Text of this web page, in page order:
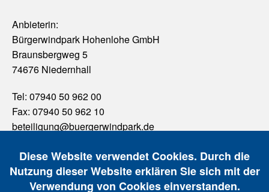
Anbieterin:
Bürgerwindpark Hohenlohe GmbH
Braunsbergweg 5
74676 Niedernhall
Tel: 07940 50 962 00
Fax: 07940 50 962 10
beteiligung@buergerwindpark.de
WPH
Footer
Home
Kontakt
Impressum
Diese Website verwendet Cookies. Durch die
Nutzung dieser Website erklären Sie sich mit der
Verwendung von Cookies einverstanden.